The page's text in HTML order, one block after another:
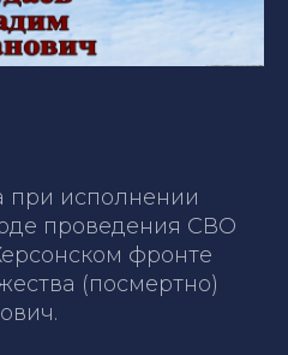
при исполнении
проведения СВО
фронте
(посмертно)